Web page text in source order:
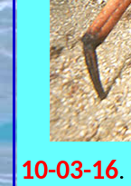
10-03-16